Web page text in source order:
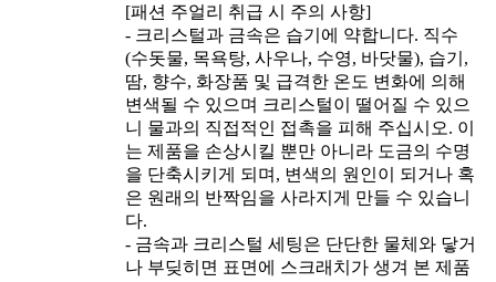
[패션 주얼리 취급 시 주의 사항]
- 크리스털과 금속은 습기에 약합니다. 직수
(수돗물, 목욕탕, 사우나, 수영, 바닷물), 습기,
땀, 향수, 화장품 및 급격한 온도 변화에 의해
변색될 수 있으며 크리스털이 떨어질 수 있으
니 물과의 직접적인 접촉을 피해 주십시오. 이
는 제품을 손상시킬 뿐만 아니라 도금의 수명
을 단축시키게 되며, 변색의 원인이 되거나 혹
은 원래의 반짝임을 사라지게 만들 수 있습니
다.
- 금속과 크리스털 세팅은 단단한 물체와 닿거
나 부딪히면 표면에 스크래치가 생겨 본 제품